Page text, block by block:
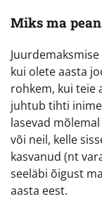
Miks ma
kui olete aasta
rohkem, kui teie
juhtub tihti
lasevad
või neil, kelle
kasvanud (nt
seeläbi õigust
aasta eest.